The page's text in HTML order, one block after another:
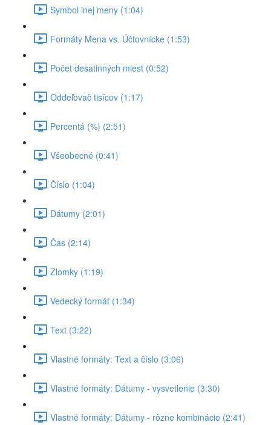
Symbol inej meny (1:04)
Formáty Mena vs. Účtovnícke (1:53)
Počet desatinných miest (0:52)
Oddeľovač tisícov (1:17)
Percentá (%) (2:51)
Všeobecné (0:41)
Číslo (1:04)
Dátumy (2:01)
Čas (2:14)
Zlomky (1:19)
Vedecký formát (1:34)
Text (3:22)
Vlastné formáty: Text a číslo (3:06)
Vlastné formáty: Dátumy - vysvetlenie (3:30)
Vlastné formáty: Dátumy - rôzne kombinácie (2:41)